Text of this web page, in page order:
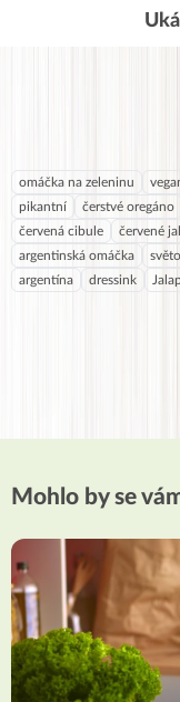
omáčka na zeleninu
pikantní
čerstvé oregáno
červená cibule
červené
argentinská omáčka
argentína
dressink
Mohlo by se